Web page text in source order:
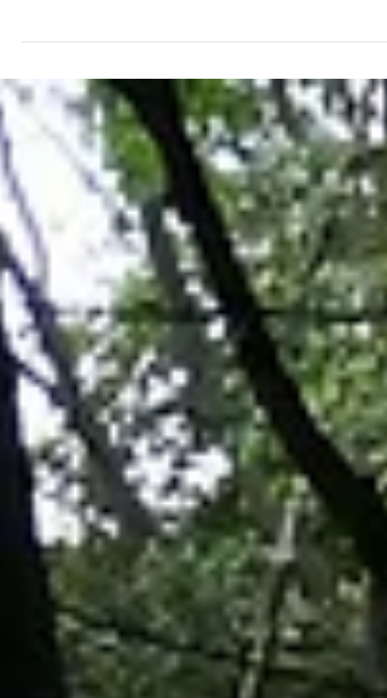
bietet viele tolle Ideen für dein nächstes
Meet5-Treffen, so könnt ihr der Hitze ein
wenig entfliehen, ob ein gemeinsamer
Spaziergang, ein Treffen im Park oder ein
Besuch im Biergarten - es ist für jeden etwas
dabei 😎 Sommeraktivitäten in Bremen:
Bremer Kultursommer Summarum Vier Tage
Vier Orte – Vier Himmelsrichtungen - unter
diesem Motto wird dieses Jahr zum vierten
Mal der Bremer Kult